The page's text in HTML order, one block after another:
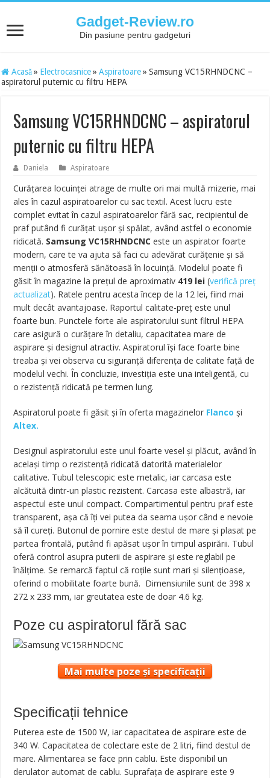
Gadget-Review.ro
Din pasiune pentru gadgeturi
Acasă » Electrocasnice » Aspiratoare » Samsung VC15RHNDCNC –
aspiratorul puternic cu filtru HEPA
Samsung VC15RHNDCNC – aspiratorul
puternic cu filtru HEPA
Daniela Aspiratoare
Curățarea locuinței atrage de multe ori mai multă mizerie, mai
ales în cazul aspiratoarelor cu sac textil. Acest lucru este
complet evitat în cazul aspiratoarelor fără sac, recipientul de
praf putând fi curățat ușor și spălat, având astfel o economie
ridicată. Samsung VC15RHNDCNC este un aspirator foarte
modern, care te va ajuta să faci cu adevărat curățenie și să
menții o atmosferă sănătoasă în locuință. Modelul poate fi
găsit în magazine la prețul de aproximativ 419 lei (verifică preț
actualizat). Ratele pentru acesta încep de la 12 lei, fiind mai
mult decât avantajoase. Raportul calitate-preț este unul
foarte bun. Punctele forte ale aspiratorului sunt filtrul HEPA
care asigură o curățare în detaliu, capacitatea mare de
aspirare și designul atractiv. Aspiratorul își face foarte bine
treaba și vei observa cu siguranță diferența de calitate față de
modelul vechi. În concluzie, investiția este una inteligentă, cu
o rezistență ridicată pe termen lung.
Aspiratorul poate fi găsit și în oferta magazinelor Flanco și
Altex.
Designul aspiratorului este unul foarte vesel și plăcut, având în
același timp o rezistență ridicată datorită materialelor
calitative. Tubul telescopic este metalic, iar carcasa este
alcătuită dintr-un plastic rezistent. Carcasa este albastră, iar
aspectul este unul compact. Compartimentul pentru praf este
transparent, așa că îți vei putea da seama ușor când e nevoie
să îl cureți. Butonul de pornire este destul de mare și plasat pe
partea frontală, putând fi apăsat ușor în timpul aspirării. Tubul
oferă control asupra puterii de aspirare și este reglabil pe
înălțime. Se remarcă faptul că roțile sunt mari și silențioase,
oferind o mobilitate foarte bună. Dimensiunile sunt de 398 x
272 x 233 mm, iar greutatea este de doar 4.6 kg.
Poze cu aspiratorul fără sac
Mai multe poze și specificații
Specificații tehnice
Puterea este de 1500 W, iar capacitatea de aspirare este de
340 W. Capacitatea de colectare este de 2 litri, fiind destul de
mare. Alimentarea se face prin cablu. Este disponibil un
derulator automat de cablu. Suprafața de aspirare este 9